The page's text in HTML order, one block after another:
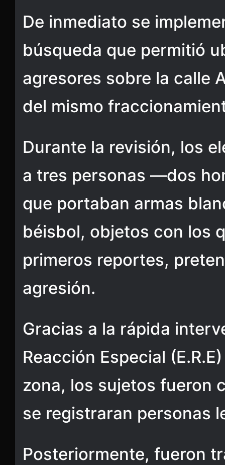
De inmediato se
búsqueda que permitió
agresores sobre la calle
del mismo
Durante la revisión, los
a tres personas —dos
que portaban armas
béisbol, objetos con los
primeros reportes,
agresión.
Gracias a la rápida
Reacción Especial
zona, los sujetos fueron
se registraran personas
Posteriormente, fueron